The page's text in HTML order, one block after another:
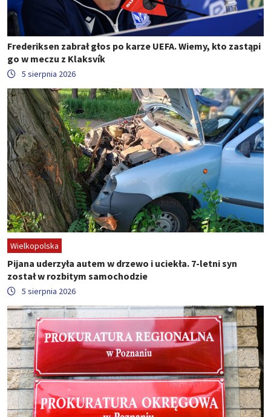
Frederiksen zabrał głos po karze UEFA. Wiemy, kto zastąpi
go w meczu z Klaksvík
5 sierpnia 2026
Wielkopolska
Pijana uderzyła autem w drzewo i uciekła. 7-letni syn
został w rozbitym samochodzie
5 sierpnia 2026